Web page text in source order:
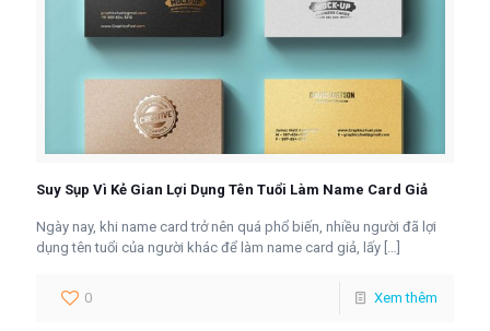
Suy Sụp Vì Kẻ Gian Lợi Dụng Tên Tuổi Làm Name Card Giả
Ngày nay, khi name card trở nên quá phổ biến, nhiều người đã lợi
dụng tên tuổi của người khác để làm name card giả, lấy […]
0 Xem thêm